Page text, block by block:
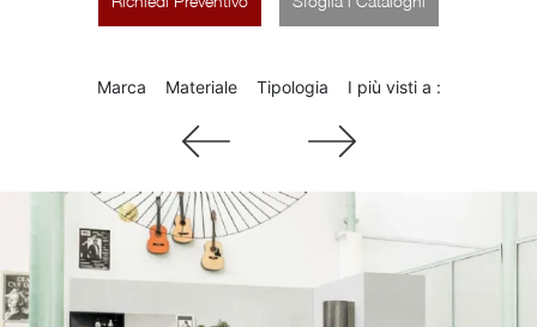
Marca Materiale Tipologia I più visti a :